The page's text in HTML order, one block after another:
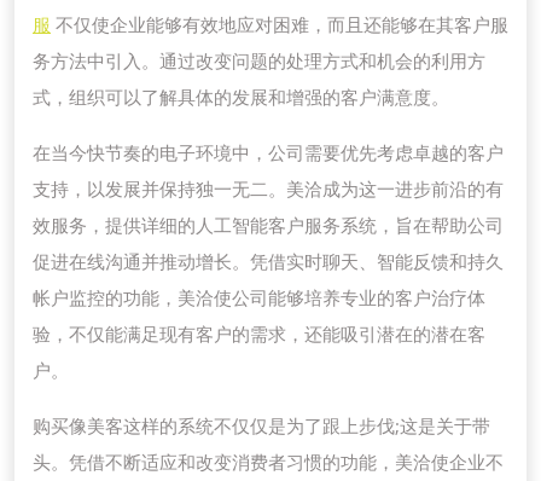
服 不仅使企业能够有效地应对困难，而且还能够在其客户服
务方法中引入。通过改变问题的处理方式和机会的利用方
式，组织可以了解具体的发展和增强的客户满意度。
在当今快节奏的电子环境中，公司需要优先考虑卓越的客户
支持，以发展并保持独一无二。美洽成为这一进步前沿的有
效服务，提供详细的人工智能客户服务系统，旨在帮助公司
促进在线沟通并推动增长。凭借实时聊天、智能反馈和持久
帐户监控的功能，美洽使公司能够培养专业的客户治疗体
验，不仅能满足现有客户的需求，还能吸引潜在的潜在客
户。
购买像美客这样的系统不仅仅是为了跟上步伐;这是关于带
头。凭借不断适应和改变消费者习惯的功能，美洽使企业不